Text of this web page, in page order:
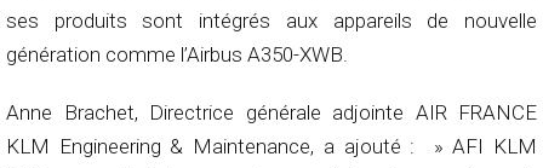
ses produits sont intégrés aux appareils de nouvelle
génération comme l’Airbus A350-XWB.
Anne Brachet, Directrice générale adjointe AIR FRANCE
KLM Engineering & Maintenance, a ajouté : » AFI KLM